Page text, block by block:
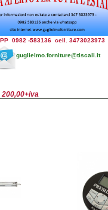
0982 -583136 cell.
guglielmo.forniture@tiscali.it